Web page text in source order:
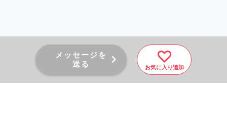
メッセージを
送る
お気に入り追加